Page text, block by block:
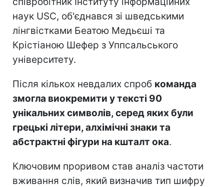
наук USC, об'єднався зі шведськими
лінгвістками Беатою Медьєші та
Крістіаною Шефер з Уппсальського
університету.
Після кількох невдалих спроб команда
змогла виокремити у тексті 90
унікальних символів, серед яких були
грецькі літери, алхімічні знаки та
абстрактні фігури на кшталт ока.
Ключовим проривом став аналіз частоти
вживання слів, який визначив тип шифру